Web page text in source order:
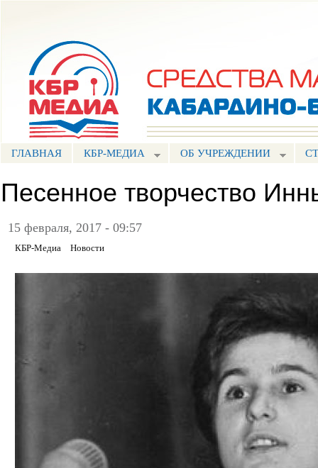
ГЛАВНАЯ КБР-МЕДИА ОБ УЧРЕЖДЕНИИ
Песенное творчество
15 февраля, 2017 - 09:57
КБР-Медиа Новости